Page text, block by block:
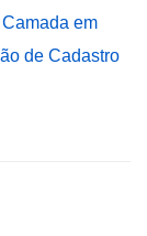
em
de Cadastro